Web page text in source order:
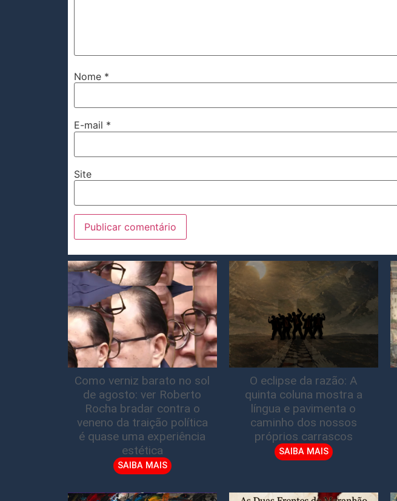
Nome *
E-mail *
Site
Como verniz barato no sol
de agosto: ver Roberto
Rocha bradar contra o
veneno da traição política
é quase uma experiência
estética
SAIBA MAIS
O eclipse da razão: A
quinta coluna mostra a
língua e pavimenta o
caminho dos nossos
próprios carrascos
SAIBA MAIS